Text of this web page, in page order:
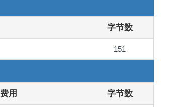
字节数
151
费用 字节数